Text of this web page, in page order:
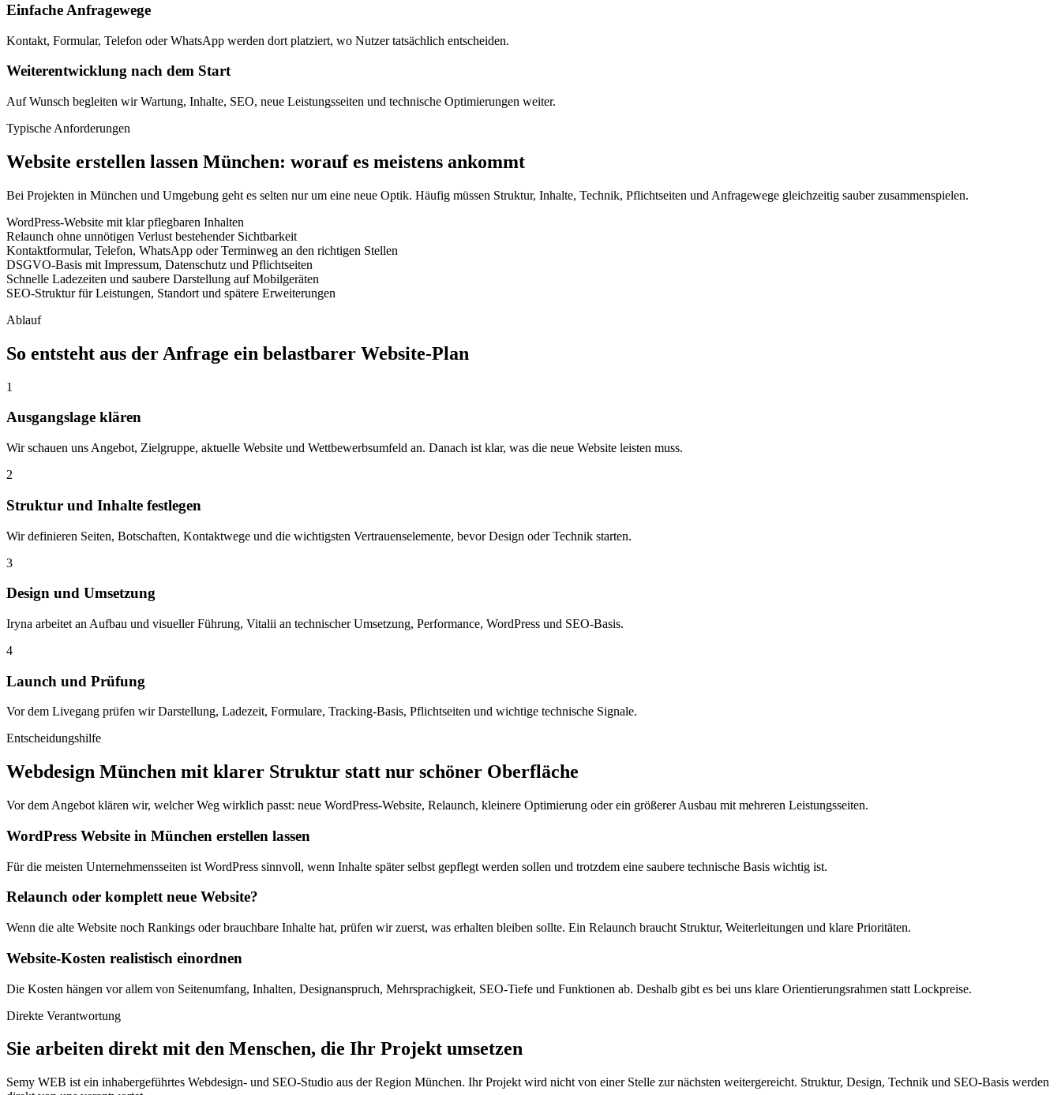
Einfache Anfragewege
Kontakt, Formular, Telefon oder WhatsApp werden dort platziert, wo Nutzer tatsächlich entscheiden.
Weiterentwicklung nach dem Start
Auf Wunsch begleiten wir Wartung, Inhalte, SEO, neue Leistungsseiten und technische Optimierungen weiter.
Typische Anforderungen
Website erstellen lassen München: worauf es meistens ankommt
Bei Projekten in München und Umgebung geht es selten nur um eine neue Optik. Häufig müssen Struktur, Inhalte, Technik, Pflichtseiten und Anfragewege gleichzeitig sauber zusammenspielen.
WordPress-Website mit klar pflegbaren Inhalten
Relaunch ohne unnötigen Verlust bestehender Sichtbarkeit
Kontaktformular, Telefon, WhatsApp oder Terminweg an den richtigen Stellen
DSGVO-Basis mit Impressum, Datenschutz und Pflichtseiten
Schnelle Ladezeiten und saubere Darstellung auf Mobilgeräten
SEO-Struktur für Leistungen, Standort und spätere Erweiterungen
Ablauf
So entsteht aus der Anfrage ein belastbarer Website-Plan
1
Ausgangslage klären
Wir schauen uns Angebot, Zielgruppe, aktuelle Website und Wettbewerbsumfeld an. Danach ist klar, was die neue Website leisten muss.
2
Struktur und Inhalte festlegen
Wir definieren Seiten, Botschaften, Kontaktwege und die wichtigsten Vertrauenselemente, bevor Design oder Technik starten.
3
Design und Umsetzung
Iryna arbeitet an Aufbau und visueller Führung, Vitalii an technischer Umsetzung, Performance, WordPress und SEO-Basis.
4
Launch und Prüfung
Vor dem Livegang prüfen wir Darstellung, Ladezeit, Formulare, Tracking-Basis, Pflichtseiten und wichtige technische Signale.
Entscheidungshilfe
Webdesign München mit klarer Struktur statt nur schöner Oberfläche
Vor dem Angebot klären wir, welcher Weg wirklich passt: neue WordPress-Website, Relaunch, kleinere Optimierung oder ein größerer Ausbau mit mehreren Leistungsseiten.
WordPress Website in München erstellen lassen
Für die meisten Unternehmensseiten ist WordPress sinnvoll, wenn Inhalte später selbst gepflegt werden sollen und trotzdem eine saubere technische Basis wichtig ist.
Relaunch oder komplett neue Website?
Wenn die alte Website noch Rankings oder brauchbare Inhalte hat, prüfen wir zuerst, was erhalten bleiben sollte. Ein Relaunch braucht Struktur, Weiterleitungen und klare Prioritäten.
Website-Kosten realistisch einordnen
Die Kosten hängen vor allem von Seitenumfang, Inhalten, Designanspruch, Mehrsprachigkeit, SEO-Tiefe und Funktionen ab. Deshalb gibt es bei uns klare Orientierungsrahmen statt Lockpreise.
Direkte Verantwortung
Sie arbeiten direkt mit den Menschen, die Ihr Projekt umsetzen
Semy WEB ist ein inhabergeführtes Webdesign- und SEO-Studio aus der Region München. Ihr Projekt wird nicht von einer Stelle zur nächsten weitergereicht. Struktur, Design, Technik und SEO-Basis werden